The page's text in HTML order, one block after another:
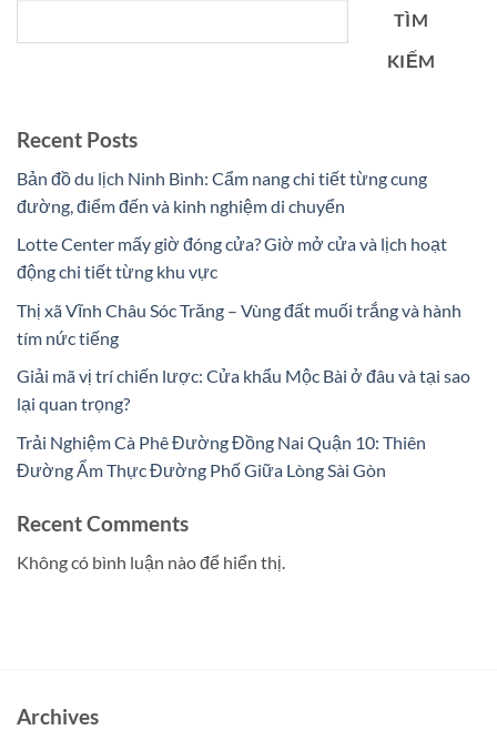
TÌM
KIẾM
Recent Posts
Bản đồ du lịch Ninh Bình: Cẩm nang chi tiết từng cung
đường, điểm đến và kinh nghiệm di chuyển
Lotte Center mấy giờ đóng cửa? Giờ mở cửa và lịch hoạt
động chi tiết từng khu vực
Thị xã Vĩnh Châu Sóc Trăng – Vùng đất muối trắng và hành
tím nức tiếng
Giải mã vị trí chiến lược: Cửa khẩu Mộc Bài ở đâu và tại sao
lại quan trọng?
Trải Nghiệm Cà Phê Đường Đồng Nai Quận 10: Thiên
Đường Ẩm Thực Đường Phố Giữa Lòng Sài Gòn
Recent Comments
Không có bình luận nào để hiển thị.
Archives